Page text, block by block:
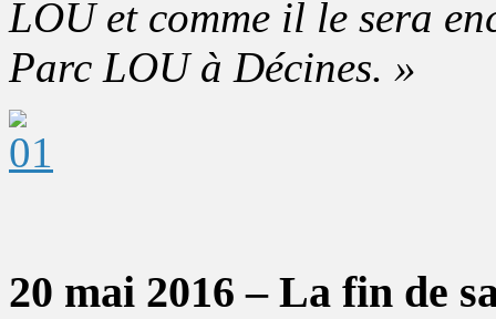
LOU et comme il le sera
Parc LOU à Décines. »
20 mai 2016 – La fin de